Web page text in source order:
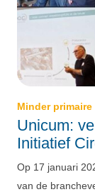
Minder
Unicum:
Initiatief
Op 17 januari
van de